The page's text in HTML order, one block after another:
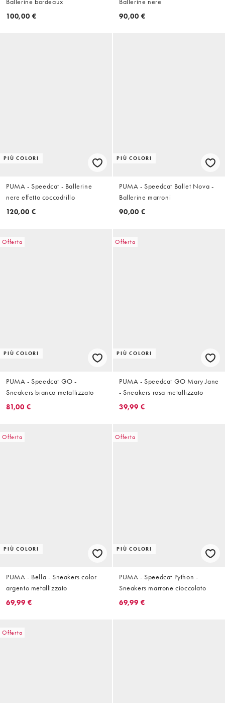
100,00 €
90,00 €
PIÙ COLORI
PUMA - Speedcat - Ballerine
nere effetto coccodrillo
120,00 €
PIÙ COLORI
PUMA - Speedcat Ballet Nova -
Ballerine marroni
90,00 €
Offerta
PIÙ COLORI
PUMA - Speedcat GO -
Sneakers bianco metallizzato
81,00 €
Offerta
PIÙ COLORI
PUMA - Speedcat GO Mary Jane
- Sneakers rosa metallizzato
39,99 €
Offerta
PIÙ COLORI
PUMA - Bella - Sneakers color
argento metallizzato
69,99 €
Offerta
PIÙ COLORI
PUMA - Speedcat Python -
Sneakers marrone cioccolato
69,99 €
Offerta